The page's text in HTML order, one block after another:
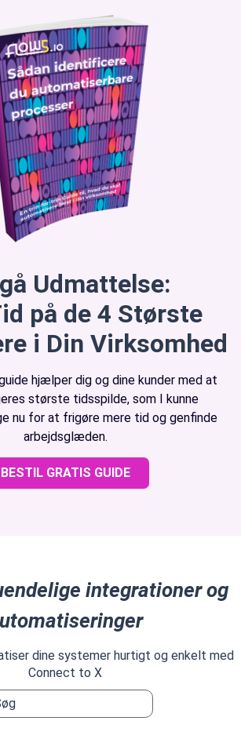
Udmattelse:
på de 4 Største
i Din Virksomhed
hjælper dig og dine kunder med at
største tidsspilde, som I kunne
nu for at frigøre mere tid og genfinde
arbejdsglæden.
BESTIL GRATIS GUIDE
integrationer og
dine systemer hurtigt og enkelt med
Connect to X